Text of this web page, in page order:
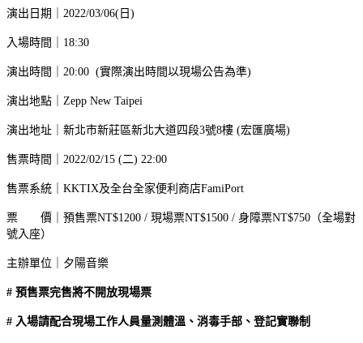
演出日期｜2022/03/06(日)
入場時間｜18:30
演出時間｜20:00 (實際演出時間以現場公告為準)
演出地點｜Zepp New Taipei
演出地址｜新北市新莊區新北大道四段3號8樓 (宏匯廣場)
售票時間｜2022/02/15 (二) 22:00
售票系統｜KKTIX及全台全家便利商店FamiPort
票 價｜預售票NT$1200 / 現場票NT$1500 / 身障票NT$750（全場對
號入座）
主辦單位｜夕陽音樂
# 預售票完售將不開放現場票
# 入場請配合現場工作人員量測體溫、消毒手部、登記實聯制